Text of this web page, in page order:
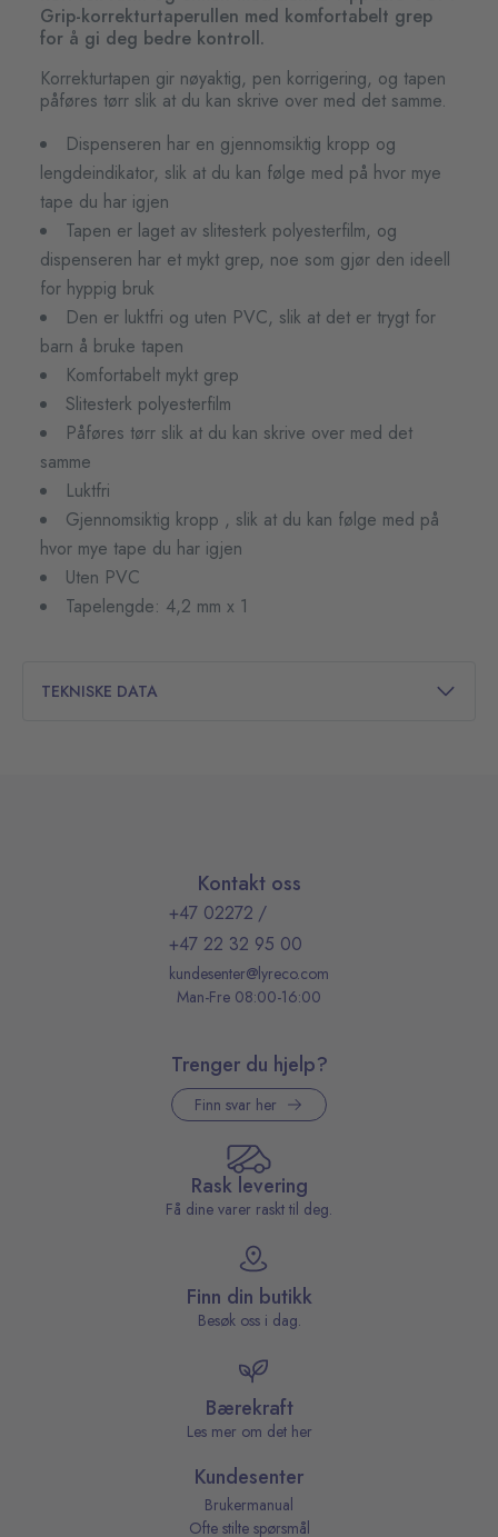
Grip-korrekturtaperullen med komfortabelt grep
for å gi deg bedre kontroll.
Korrekturtapen gir nøyaktig, pen korrigering, og tapen
påføres tørr slik at du kan skrive over med det samme.
Dispenseren har en gjennomsiktig kropp og
lengdeindikator, slik at du kan følge med på hvor mye
tape du har igjen
Tapen er laget av slitesterk polyesterfilm, og
dispenseren har et mykt grep, noe som gjør den ideell
for hyppig bruk
Den er luktfri og uten PVC, slik at det er trygt for
barn å bruke tapen
Komfortabelt mykt grep
Slitesterk polyesterfilm
Påføres tørr slik at du kan skrive over med det
samme
Luktfri
Gjennomsiktig kropp , slik at du kan følge med på
hvor mye tape du har igjen
Uten PVC
Tapelengde: 4,2 mm x 1
TEKNISKE DATA
Kontakt oss
+47 02272 /
+47 22 32 95 00
kundesenter@lyreco.com
Man-Fre 08:00-16:00
Trenger du hjelp?
Finn svar her
Rask levering
Få dine varer raskt til deg.
Finn din butikk
Besøk oss i dag.
Bærekraft
Les mer om det her
Kundesenter
Brukermanual
Ofte stilte spørsmål